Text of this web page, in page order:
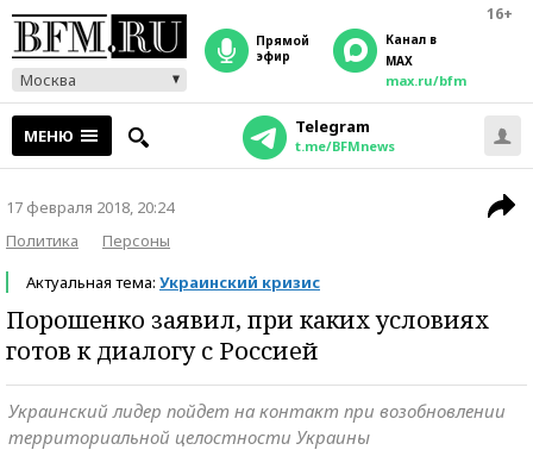
16+
Москва
прямой
эфир
Канал в
MAX
max.ru/bfm
МЕНЮ Telegram
t.me/BFMnews
17 февраля 2018, 20:24
Политика
Персоны
Актуальная тема: Украинский кризис
Порошенко заявил, при каких условиях
готов к диалогу с Россией
Украинский лидер пойдет на контакт при возобновлении
территориальной целостности Украины